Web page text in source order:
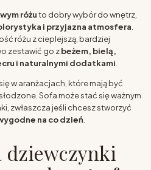
różuto dobry wybór do wnętrz,
i przyjazna atmosfera.
różu z cieplejszą, bardziej
zestawić go zbeżem, bielą,
i naturalnymi dodatkami.
w aranżacjach, które mają być
Sofa może stać się ważnym
zwłaszcza jeśli chcesz stworzyć
na co dzień.
dziewczynki